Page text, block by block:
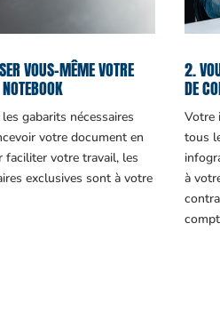
VOUS-MÊME VOTRE
gabarits nécessaires
votre document en
faciliter votre travail, les
exclusives sont à votre
2.
DE
Votre
tous
à